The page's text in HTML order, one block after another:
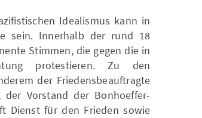
Idealismus kann in
sein. Innerhalb der rund 18
Stimmen, die gegen die in
protestieren. Zu den
der Friedensbeauftragte
der Vorstand der Bonhoeffer-
Dienst für den Frieden sowie